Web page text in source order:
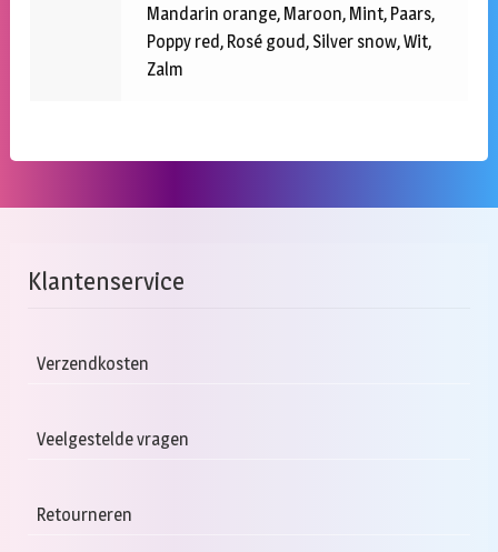
Mandarin orange, Maroon, Mint, Paars,
Poppy red, Rosé goud, Silver snow, Wit,
Zalm
Klantenservice
Verzendkosten
Veelgestelde vragen
Retourneren